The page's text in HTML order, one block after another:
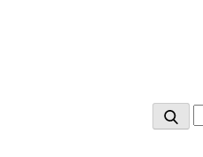
Search